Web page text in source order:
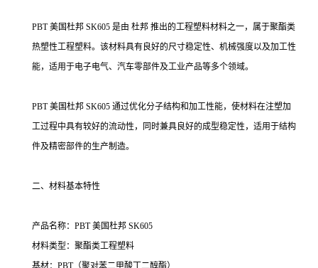
PBT 美国杜邦 SK605 是由 杜邦 推出的工程塑料材料之一，属于聚酯类
热塑性工程塑料。该材料具有良好的尺寸稳定性、机械强度以及加工性
能，适用于电子电气、汽车零部件及工业产品等多个领域。
PBT 美国杜邦 SK605 通过优化分子结构和加工性能，使材料在注塑加
工过程中具有较好的流动性，同时兼具良好的成型稳定性，适用于结构
件及精密部件的生产制造。
二、材料基本特性
产品名称：PBT 美国杜邦 SK605
材料类型：聚酯类工程塑料
基材：PBT（聚对苯二甲酸丁二醇酯）